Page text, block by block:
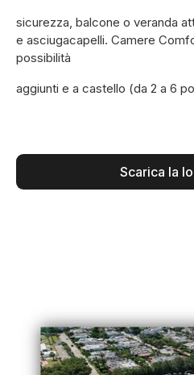
sicurezza, balcone o veranda
e asciugacapelli. Camere
possibilità
aggiunti e a castello (da 2 a 6
Scarica la